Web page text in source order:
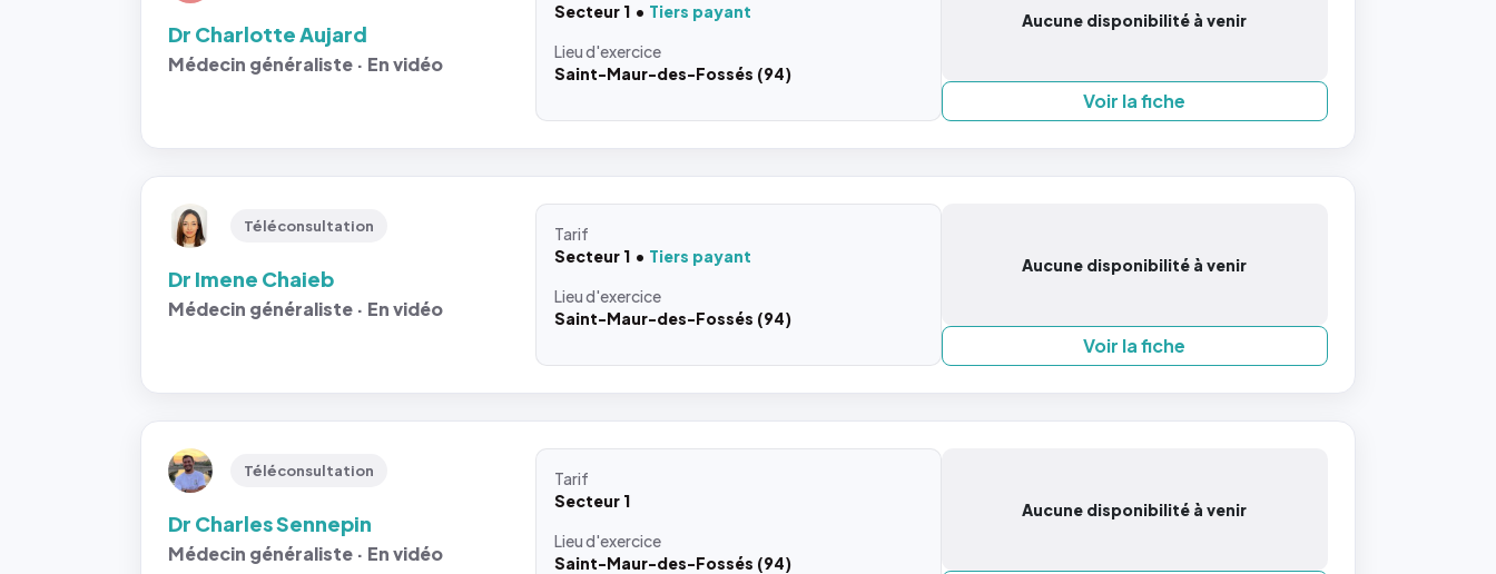
Dr Charlotte Aujard
Médecin généraliste · En vidéo
Secteur 1
Tiers payant
Lieud'exercice
Saint-Maur-des-Fossés (94)
Aucune disponibilité à venir
Voir la fiche
Téléconsultation
Dr Imene Chaieb
Médecin généraliste · En vidéo
Tarif
Secteur 1
Tiers payant
Lieud'exercice
Saint-Maur-des-Fossés (94)
Aucune disponibilité à venir
Voir la fiche
Téléconsultation
Dr Charles Sennepin
Médecin généraliste · En vidéo
Tarif
Secteur 1
Lieud'exercice
Saint-Maur-des-Fossés (94)
Aucune disponibilité à venir